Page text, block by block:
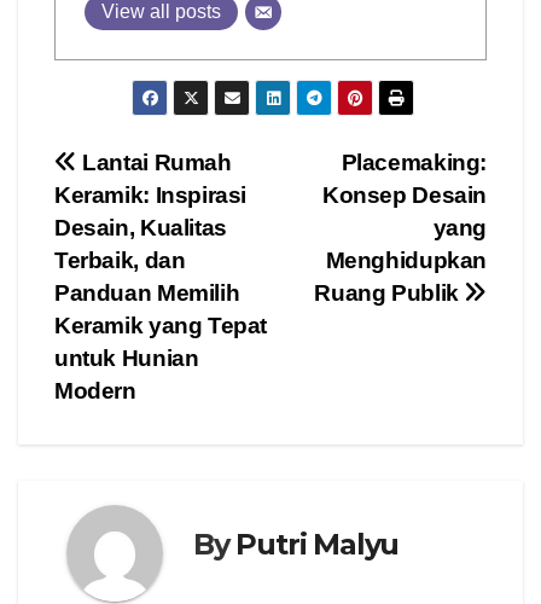
View all posts
Post
navigation
Placemaking:
Konsep Desain
yang
Menghidupkan
Ruang Publik
Lantai Rumah
Keramik: Inspirasi
Desain, Kualitas
Terbaik, dan
Panduan Memilih
Keramik yang Tepat
untuk Hunian
Modern
ByPutri Malyu